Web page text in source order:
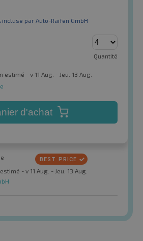
incluse par Auto-Raifen GmbH
Quantité
- v 11 Aug. - Jeu. 13 Aug.
d'achat
- v 11 Aug. - Jeu. 13 Aug.